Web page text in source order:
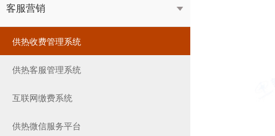
客服营销 
供热收费管理系统
供热客服管理系统
互联网缴费系统
供热微信服务平台